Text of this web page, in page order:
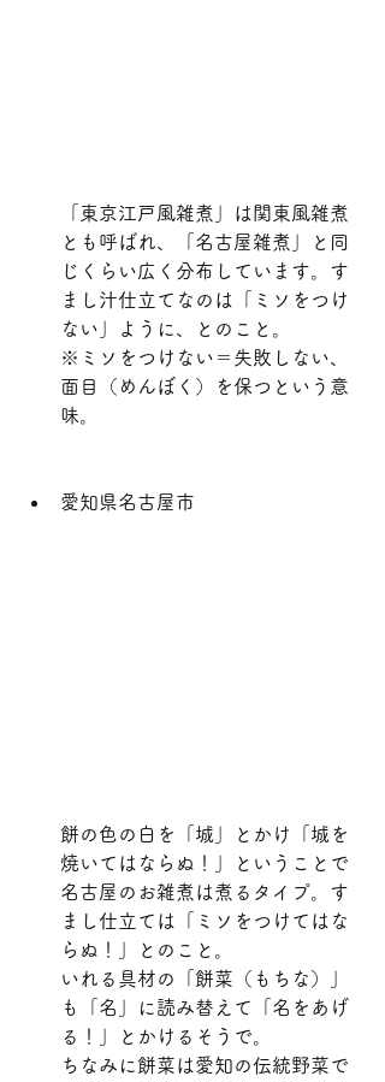
「東京江戸風雑煮」は関東風雑煮
とも呼ばれ、「名古屋雑煮」と同
じくらい広く分布しています。す
まし汁仕立てなのは「ミソをつけ
ない」ように、とのこと。
※ミソをつけない＝失敗しない、
面目（めんぼく）を保つという意
味。
愛知県名古屋市
餅の色の白を「城」とかけ「城を
焼いてはならぬ！」ということで
名古屋のお雑煮は煮るタイプ。す
まし仕立ては「ミソをつけてはな
らぬ！」とのこと。
いれる具材の「餅菜（もちな）」
も「名」に読み替えて「名をあげ
る！」とかけるそうで。
ちなみに餅菜は愛知の伝統野菜で